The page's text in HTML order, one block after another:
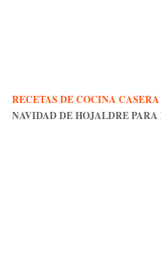
RECETAS DE COCINA CASERA
NAVIDAD DE HOJALDRE PARA